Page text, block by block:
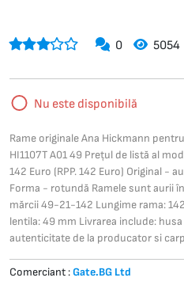
0 5054
Nu este disponibilă
Rame originale Ana Hickmann
HI1107T A01 49 Prețul de listă al
142 Euro (RPP. 142 Euro) Original -
Forma - rotundă Ramele sunt aurii
mărcii 49-21-142 Lungime rama:
lentila: 49 mm Livrarea include:
autenticitate de la producator si
Comerciant :Gate.BG Ltd